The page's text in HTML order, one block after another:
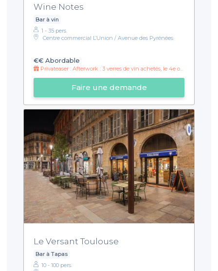
Wine Notes
Bar à vin
1 - 35 pers.
Centre commercial L’Union / Avenue des Pyrénées
€€ Abordable
Privateaser : Afterwork : 3 verres de vin achetés, le 4e offert 🍷
Faire une demande
Le Versant Toulouse
Bar à Tapas
10 - 100 pers.